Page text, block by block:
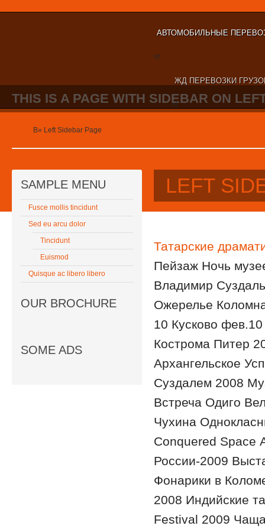
АВТОМОБИЛЬНЫЕ
nt
ЖД ПЕРЕВОЗКИ
nt
THIS IS A PAGE WITH SIDEBAR ON
В» Left Sidebar Page
SAMPLE MENU
Fusce mollis tincidunt
Sed eu arcu dolor
Tincidunt
Euismod
Quisque ac libero libero
OUR BROCHURE
SOME ADS
LEFT
Татарские
Пейзаж Ночь
Владимир
Ожерелье
10 Кусково
Кострома Питер
Архангельское
Суздалем 2008
Встреча Одиго
Чухина
Conquered Space
России-2009
Фонарики в
2008 Индийские
Festival 2009